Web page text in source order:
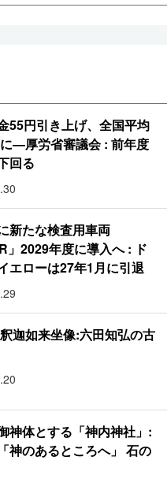
55円引き上げ、全国平均
―厚労省審議会 : 前年度
回る
新たな検査用車両
」2029年度に導入へ : ド
エローは27年1月に引退
迦如来坐像:六田知弘の古
神体とする「神内神社」:
神のあるところへ」 石の